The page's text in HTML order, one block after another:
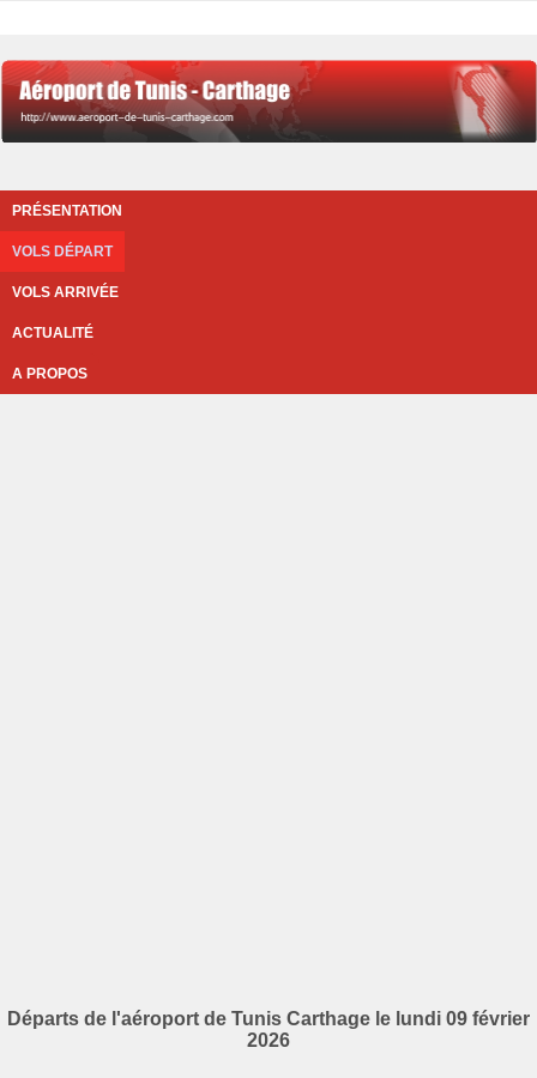
PRÉSENTATION
VOLS DÉPART
VOLS ARRIVÉE
ACTUALITÉ
A PROPOS
Départs de l'aéroport de Tunis Carthage le lundi 09 février
2026